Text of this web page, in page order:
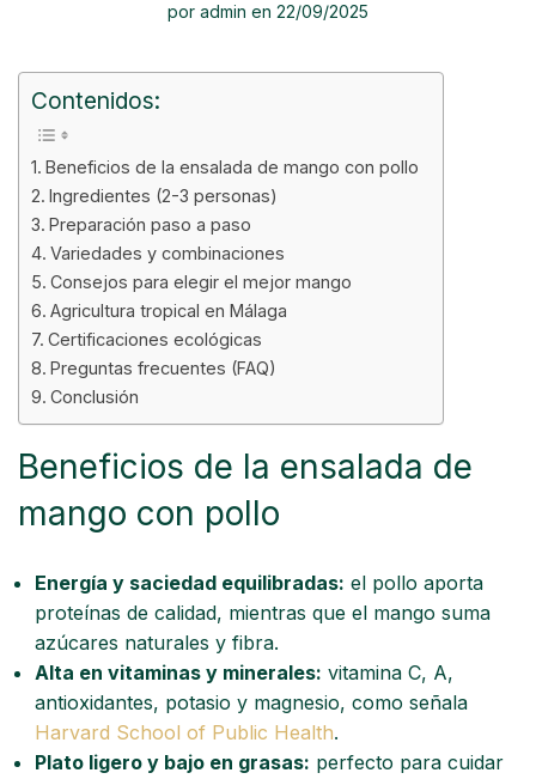
por admin en 22/09/2025
Contenidos:
Beneficios de la ensalada de mango con pollo
Ingredientes (2-3 personas)
Preparación paso a paso
Variedades y combinaciones
Consejos para elegir el mejor mango
Agricultura tropical en Málaga
Certificaciones ecológicas
Preguntas frecuentes (FAQ)
Conclusión
Beneficios de la ensalada de
mango con pollo
Energía y saciedad equilibradas: el pollo aporta
proteínas de calidad, mientras que el mango suma
azúcares naturales y fibra.
Alta en vitaminas y minerales: vitamina C, A,
antioxidantes, potasio y magnesio, como señala
Harvard School of Public Health.
Plato ligero y bajo en grasas: perfecto para cuidar